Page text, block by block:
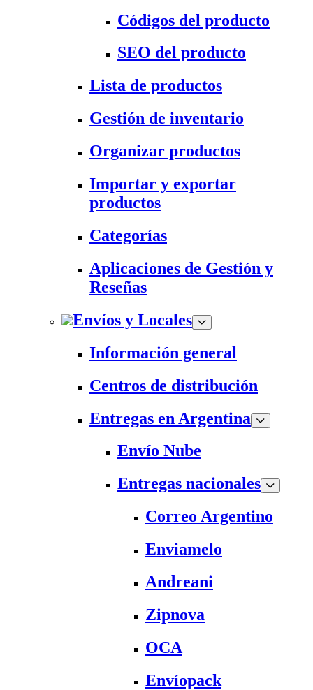
Códigos del producto
SEO del producto
Lista de productos
Gestión de inventario
Organizar productos
Importar y exportar
productos
Categorías
Aplicaciones de Gestión y
Reseñas
Envíos y Locales
Información general
Centros de distribución
Entregas en Argentina
Envío Nube
Entregas nacionales
Correo Argentino
Enviamelo
Andreani
Zipnova
OCA
Envíopack